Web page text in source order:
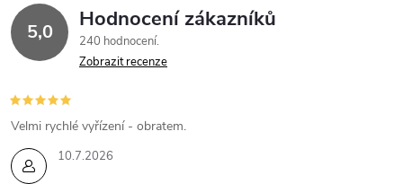
r
v
k
y
v
5,0 Hodnocení zákazníků
240 hodnocení
Zobrazit recenze
10.7.2026
Velmi rychlé vyřízení - obratem.